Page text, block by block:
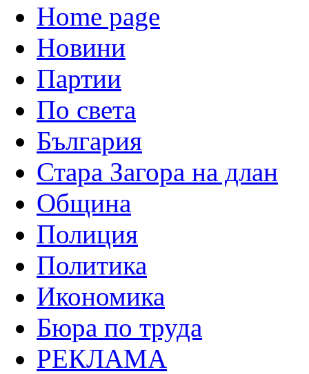
Home page
Новини
Партии
По света
България
Стара Загора на длан
Община
Полиция
Политика
Икономика
Бюра по труда
РЕКЛАМА